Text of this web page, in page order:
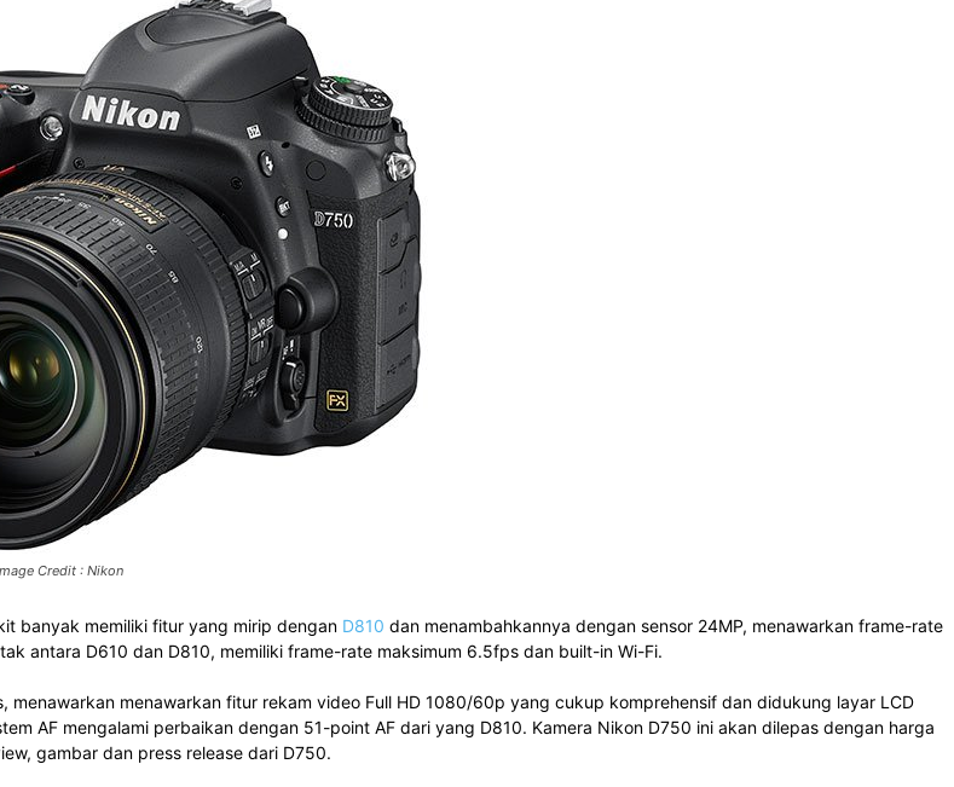
Credit : Nikon
banyak memiliki fitur yang mirip dengan D810 dan menambahkannya dengan sensor 24MP, menawarkan frame-rate
antara D610 dan D810, memiliki frame-rate maksimum 6.5fps dan built-in Wi-Fi.
menawarkan fitur rekam video Full HD 1080/60p yang cukup komprehensif dan didukung layar LCD
AF mengalami perbaikan dengan 51-point AF dari yang D810. Kamera Nikon D750 ini akan dilepas dengan harga
gambar dan press release dari D750.